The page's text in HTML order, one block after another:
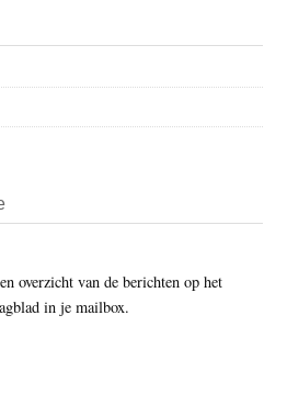
overzicht van de berichten op het
in je mailbox.